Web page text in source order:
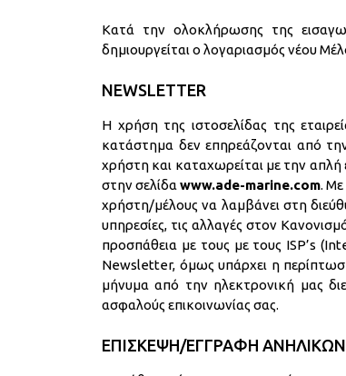
Κατά την ολοκλήρωσης της
δημιουργείται ο λογαριασμός νέου
NEWSLETTER
Η χρήση της ιστοσελίδας της
κατάστημα δεν επηρεάζονται από
χρήστη και καταχωρείται με την
στην σελίδα www.ade-marine.com. Με
χρήστη/μέλους να λαμβάνει στη
υπηρεσίες, τις αλλαγές στον
προσπάθεια με τους με τους ISP’s
Newsletter, όμως υπάρχει η
μήνυμα από την ηλεκτρονική μας
ασφαλούς επικοινωνίας σας.
ΕΠΙΣΚΕΨΗ/ΕΓΓΡΑΦΗ ΑΝΗΛΙΚΩΝ